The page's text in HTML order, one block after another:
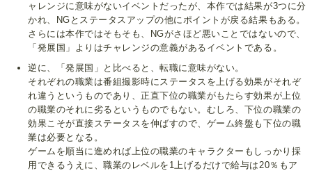
ャレンジに意味がないイベントだったが、本作では結果が3つに分
かれ、NGとステータスアップの他にポイントが戻る結果もある。
さらには本作ではそもそも、NGがさほど悪いことではないので、
「発展国」よりはチャレンジの意義があるイベントである。
逆に、「発展国」と比べると、転職に意味がない。
それぞれの職業は番組撮影時にステータスを上げる効果がそれぞ
れ違うというものであり、正直下位の職業がもたらす効果が上位
の職業のそれに劣るというものでもない。むしろ、下位の職業の
効果こそが直接ステータスを伸ばすので、ゲーム終盤も下位の職
業は必要となる。
ゲームを順当に進めれば上位の職業のキャラクターもしっかり採
用できるうえに、職業のレベルを1上げるだけで給与は20％もア